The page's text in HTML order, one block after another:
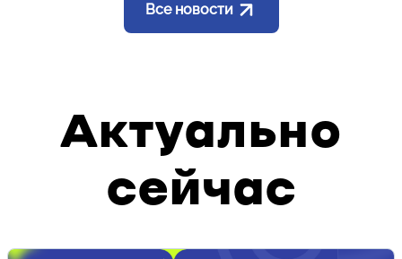
Все новости
Актуально
сейчас